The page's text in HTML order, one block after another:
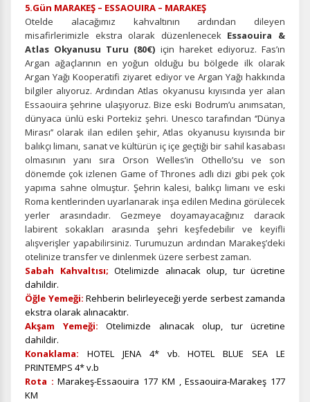
Tercihleri Kaydet
5.Gün MARAKEŞ – ESSAOUIRA – MARAKEŞ
Otelde alacağımız kahvaltının ardından dileyen
misafirlerimizle ekstra olarak düzenlenecek Essaouira &
Atlas Okyanusu Turu (80€) için hareket ediyoruz. Fas’ın
Argan ağaçlarının en yoğun olduğu bu bölgede ilk olarak
Argan Yağı Kooperatifi ziyaret ediyor ve Argan Yağı hakkında
bilgiler alıyoruz. Ardından Atlas okyanusu kıyısında yer alan
Essaouira şehrine ulaşıyoruz. Bize eski Bodrum’u anımsatan,
dünyaca ünlü eski Portekiz şehri. Unesco tarafından ‘’Dünya
Mirası’’ olarak ilan edilen şehir, Atlas okyanusu kıyısında bir
balıkçı limanı, sanat ve kültürün iç içe geçtiği bir sahil kasabası
olmasının yanı sıra Orson Welles’in Othello’su ve son
dönemde çok izlenen Game of Thrones adlı dizi gibi pek çok
yapıma sahne olmuştur. Şehrin kalesi, balıkçı limanı ve eski
Roma kentlerinden uyarlanarak inşa edilen Medina görülecek
yerler arasındadır. Gezmeye doyamayacağınız daracık
labirent sokakları arasında şehri keşfedebilir ve keyifli
alışverişler yapabilirsiniz. Turumuzun ardından Marakeş’deki
otelinize transfer ve dinlenmek üzere serbest zaman.
Sabah Kahvaltısı; Otelimizde alınacak olup, tur ücretine
dahildir.
Öğle Yemeği: Rehberin belirleyeceği yerde serbest zamanda
ekstra olarak alınacaktır.
Akşam Yemeği: Otelimizde alınacak olup, tur ücretine
dahildir.
Konaklama: HOTEL JENA 4* vb. HOTEL BLUE SEA LE
PRINTEMPS 4* v.b
Rota : Marakeş-Essaouira 177 KM , Essaouira-Marakeş 177
KM